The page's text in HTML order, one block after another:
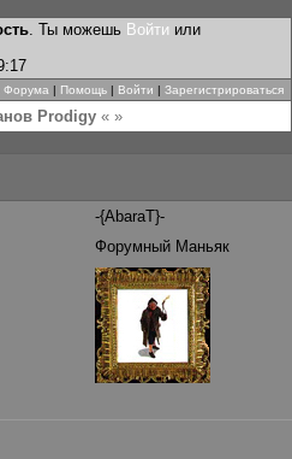
. Ты можешь Войти или
Форума | Помощь | Войти | Зарегистрироваться
Prodigy« »
-{AbaraT}-
Форумный Маньяк